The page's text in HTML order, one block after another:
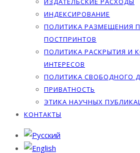
ИНДЕКСИРОВАНИЕ
ПОЛИТИКА РАЗМЕЩЕНИЯ
ПОСТПРИНТОВ
ПОЛИТИКА РАСКРЫТИЯ И
ИНТЕРЕСОВ
ПОЛИТИКА СВОБОДНОГО
ПРИВАТНОСТЬ
ЭТИКА НАУЧНЫХ
КОНТАКТЫ